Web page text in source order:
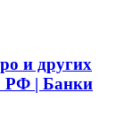
и других
РФ | Банки